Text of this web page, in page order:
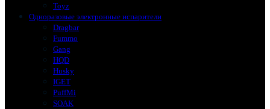
Toyz
Одноразовые электронные испарители
Dragbar
Fummo
Gang
HQD
Husky
IGET
PuffMi
SOAK